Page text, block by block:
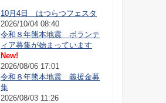
10月4日 はつらつフェスタ
2026/10/04 08:40
令和８年熊本地震 ボランテ
ィア募集が始まっています
New!
2026/08/06 17:01
令和８年熊本地震 義援金募
集
2026/08/03 11:26